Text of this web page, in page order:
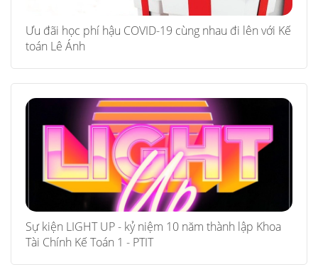
Ưu đãi học phí hậu COVID-19 cùng nhau đi lên với Kế
toán Lê Ánh
Sự kiện LIGHT UP - kỷ niệm 10 năm thành lập Khoa
Tài Chính Kế Toán 1 - PTIT